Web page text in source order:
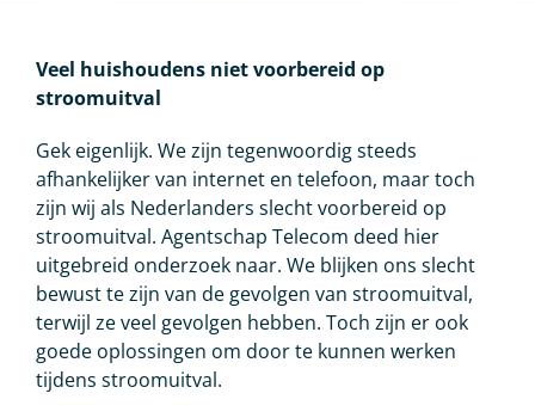
Veel huishoudens niet voorbereid op
stroomuitval
Gek eigenlijk. We zijn tegenwoordig steeds
afhankelijker van internet en telefoon, maar toch
zijn wij als Nederlanders slecht voorbereid op
stroomuitval. Agentschap Telecom deed hier
uitgebreid onderzoek naar. We blijken ons slecht
bewust te zijn van de gevolgen van stroomuitval,
terwijl ze veel gevolgen hebben. Toch zijn er ook
goede oplossingen om door te kunnen werken
tijdens stroomuitval.